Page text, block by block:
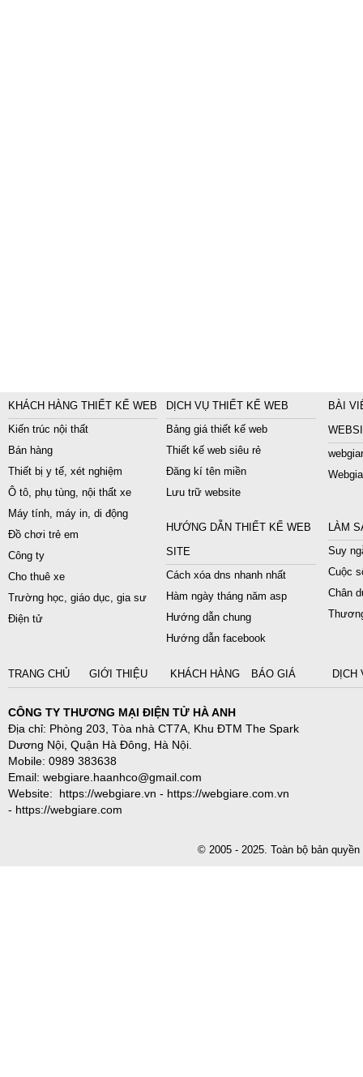
KHÁCH HÀNG THIẾT KẾ WEB
Kiến trúc nội thất
Bán hàng
Thiết bị y tế, xét nghiệm
Ô tô, phụ tùng, nội thất xe
Máy tính, máy in, di động
Đồ chơi trẻ em
Công ty
Cho thuê xe
Trường học, giáo dục, gia sư
Điện tử
DỊCH VỤ THIẾT KẾ WEB
Bảng giá thiết kế web
Thiết kế web siêu rẻ
Đăng kí tên miền
Lưu trữ website
BÀI
HƯỚNG DẪN THIẾT KẾ WEB
SITE
Cách xóa dns nhanh nhất
Hàm ngày tháng năm asp
Hướng dẫn chung
Hướng dẫn facebook
LÀM
Suy
Cuộc
Chân
TRANG CHỦ GIỚI THIỆU KHÁCH HÀNG BÁO GIÁ DỊCH
CÔNG TY THƯƠNG MẠI ĐIỆN TỬ HÀ ANH
Địa chỉ: Phòng 203, Tòa nhà CT7A, Khu ĐTM The Spark
Dương Nội, Quận Hà Đông, Hà Nội.
Mobile: 0989 383638
Email: webgiare.haanhco@gmail.com
Website: https://webgiare.vn - https://webgiare.com.vn
- https://webgiare.com
© 2005 - 2025. Toàn bộ bản